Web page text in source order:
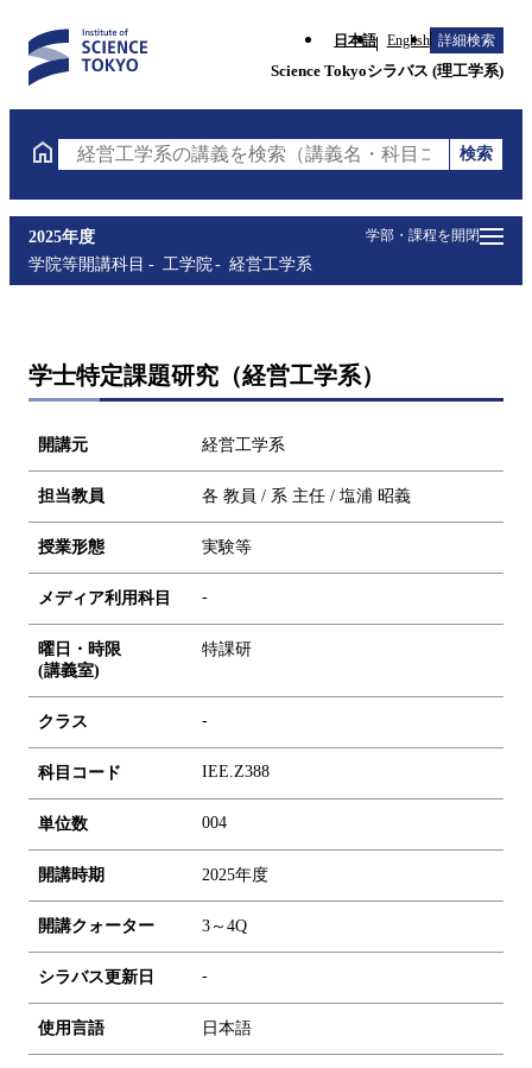
日本語 English 詳細検索
Science Tokyoシラバス (理工学系)
経営工学系の講義を検索（講義名・科目コード・担当
検索
学部・課程を開閉
2025年度
学院等開講科目
工学院 経営工学系
学士特定課題研究（経営工学系）
開講元 経営工学系
担当教員 各 教員 / 系 主任 / 塩浦 昭義
授業形態 実験等
メディア利用科目 -
曜日・時限
(講義室)
特課研
クラス -
科目コード IEE.Z388
単位数 004
開講時期 2025年度
開講クォーター 3～4Q
シラバス更新日 -
使用言語 日本語